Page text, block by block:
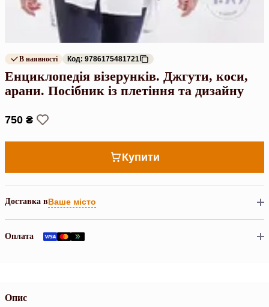
В наявності Код: 9786175481721
Енциклопедія візерунків. Джгути, коси,
арани. Посібник із плетіння та дизайну
750 ₴
Купити
Доставка вВаше місто
Оплата
Опис